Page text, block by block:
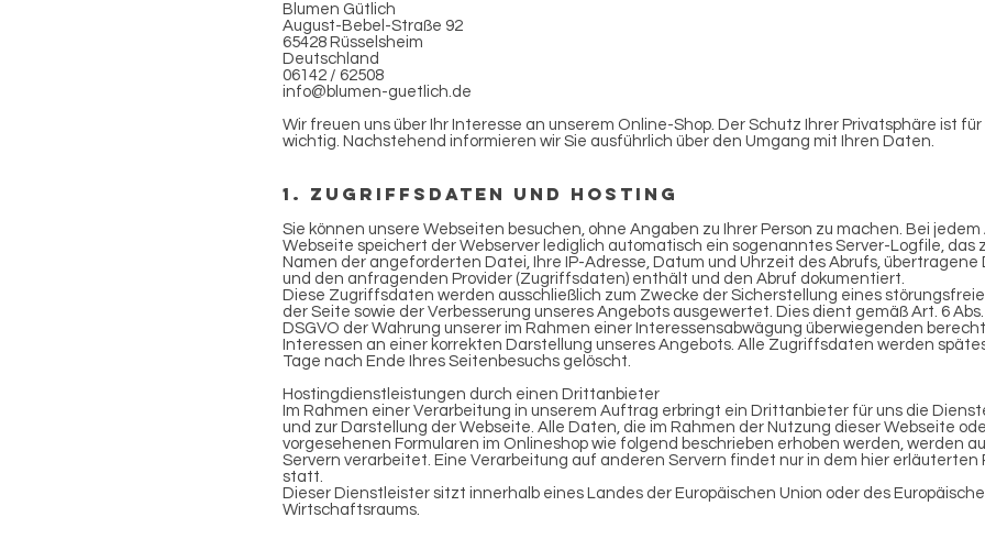
Blumen Gütlich
August-Bebel-Straße 92
65428 Rüsselsheim
Deutschland
06142 / 62508
info@blumen-guetlich.de
Wir freuen uns über Ihr Interesse an unserem Online-Shop. Der Schutz Ihrer Privatsphäre ist für
wichtig. Nachstehend informieren wir Sie ausführlich über den Umgang mit Ihren Daten.
1. Zugriffsdaten und Hosting
Sie können unsere Webseiten besuchen, ohne Angaben zu Ihrer Person zu machen. Bei
Webseite speichert der Webserver lediglich automatisch ein sogenanntes Server-Logfile, das
Namen der angeforderten Datei, Ihre IP-Adresse, Datum und Uhrzeit des Abrufs,
und den anfragenden Provider (Zugriffsdaten) enthält und den Abruf dokumentiert.
Diese Zugriffsdaten werden ausschließlich zum Zwecke der Sicherstellung eines
der Seite sowie der Verbesserung unseres Angebots ausgewertet. Dies dient gemäß Art. 6 Abs.
DSGVO der Wahrung unserer im Rahmen einer Interessensabwägung überwiegenden
Interessen an einer korrekten Darstellung unseres Angebots. Alle Zugriffsdaten werden
Tage nach Ende Ihres Seitenbesuchs gelöscht.
Hostingdienstleistungen durch einen Drittanbieter
Im Rahmen einer Verarbeitung in unserem Auftrag erbringt ein Drittanbieter für uns die
und zur Darstellung der Webseite. Alle Daten, die im Rahmen der Nutzung dieser Webseite
vorgesehenen Formularen im Onlineshop wie folgend beschrieben erhoben werden, werden
Servern verarbeitet. Eine Verarbeitung auf anderen Servern findet nur in dem hier erläuterten
statt.
Dieser Dienstleister sitzt innerhalb eines Landes der Europäischen Union oder des
Wirtschaftsraums.